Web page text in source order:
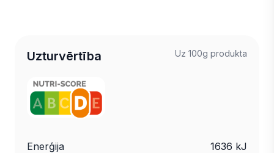
Uzturvērtība Uz 100g produkta
Enerģija 1636 kJ